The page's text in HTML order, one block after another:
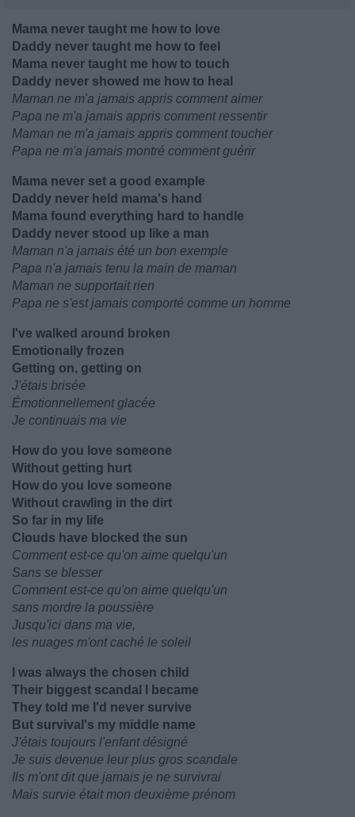
Mama never taught me how to love
Daddy never taught me how to feel
Mama never taught me how to touch
Daddy never showed me how to heal
Maman ne m'a jamais appris comment aimer
Papa ne m'a jamais appris comment ressentir
Maman ne m'a jamais appris comment toucher
Papa ne m'a jamais montré comment guérir
Mama never set a good example
Daddy never held mama's hand
Mama found everything hard to handle
Daddy never stood up like a man
Maman n'a jamais été un bon exemple
Papa n'a jamais tenu la main de maman
Maman ne supportait rien
Papa ne s'est jamais comporté comme un homme
I've walked around broken
Emotionally frozen
Getting on, getting on
J'étais brisée
Émotionnellement glacée
Je continuais ma vie
How do you love someone
Without getting hurt
How do you love someone
Without crawling in the dirt
So far in my life
Clouds have blocked the sun
Comment est-ce qu'on aime quelqu'un
Sans se blesser
Comment est-ce qu'on aime quelqu'un
sans mordre la poussière
Jusqu'ici dans ma vie,
les nuages m'ont caché le soleil
I was always the chosen child
Their biggest scandal I became
They told me I'd never survive
But survival's my middle name
J'étais toujours l'enfant désigné
Je suis devenue leur plus gros scandale
Ils m'ont dit que jamais je ne survivrai
Mais survie était mon deuxième prénom